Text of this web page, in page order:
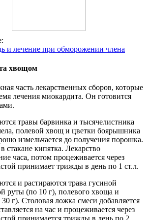
и лечение при обморожении члена
хвощом
часть лекарственных сборов, которые
лечения миокардита. Он готовится
травы барвинка и тысячелистника
полевой хвощ и цветки боярышника
измельчается до получения порошка.
стакане кипятка. Лекарство
часа, потом процеживается через
принимает трижды в день по 1 ст.л.
и растираются трава гусиной
руты (по 10 г), полевого хвоща и
г). Столовая ложка смеси добавляется
на час и процеживается через